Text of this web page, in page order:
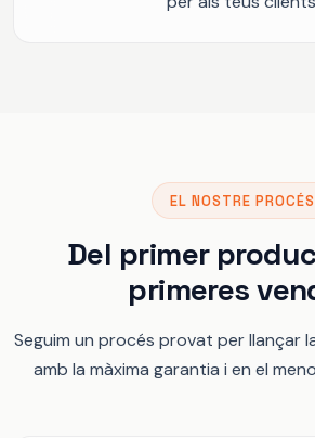
EL NOSTRE PROCÉS
Del primer
primeres
Seguim un procés provat per llançar
amb la màxima garantia i en el